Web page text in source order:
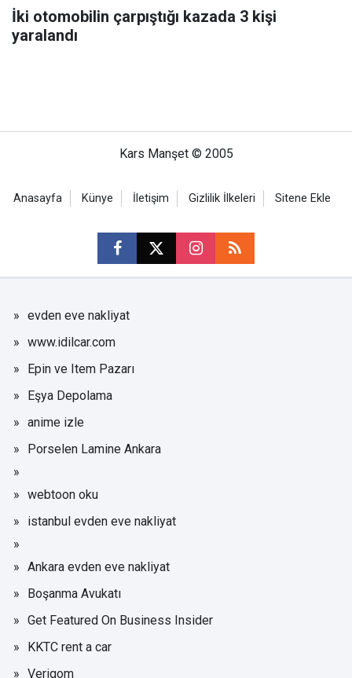
İki otomobilin çarpıştığı kazada 3 kişi
yaralandı
Kars Manşet © 2005
Anasayfa Künye İletişim Gizlilik İlkeleri Sitene Ekle
evden eve nakliyat
www.idilcar.com
Epin ve Item Pazarı
Eşya Depolama
anime izle
Porselen Lamine Ankara
webtoon oku
istanbul evden eve nakliyat
Ankara evden eve nakliyat
Boşanma Avukatı
Get Featured On Business Insider
KKTC rent a car
Verigom